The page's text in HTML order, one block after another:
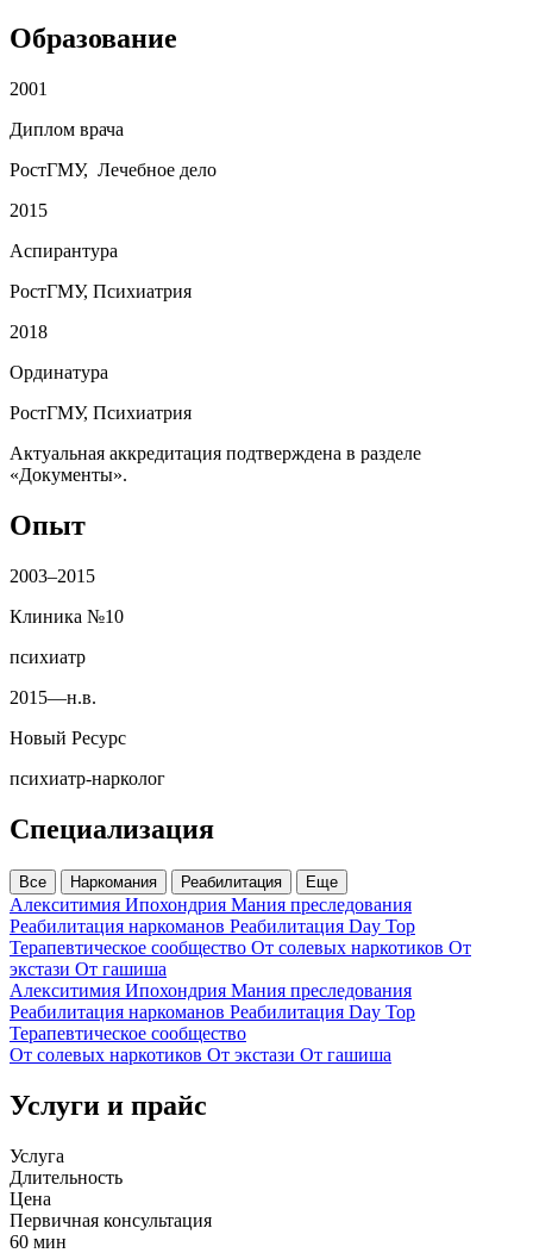
Образование
2001
Диплом врача
РостГМУ, Лечебное дело
2015
Аспирантура
РостГМУ, Психиатрия
2018
Ординатура
РостГМУ, Психиатрия
Актуальная аккредитация подтверждена в разделе
«Документы».
Опыт
2003–2015
Клиника №10
психиатр
2015—н.в.
Новый Ресурс
психиатр‑нарколог
Специализация
Все Наркомания Реабилитация Еще
Алекситимия Ипохондрия Мания преследования
Реабилитация наркоманов Реабилитация Day Top
Терапевтическое сообщество От солевых наркотиков От
экстази От гашиша
Алекситимия Ипохондрия Мания преследования
Реабилитация наркоманов Реабилитация Day Top
Терапевтическое сообщество
От солевых наркотиков От экстази От гашиша
Услуги и прайс
Услуга
Длительность
Цена
Первичная консультация
60 мин